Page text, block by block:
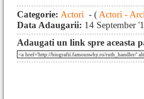
Categorie: Actori - ( Actori -
Data Adaugarii: 14 September
Adaugati un link spre aceasta